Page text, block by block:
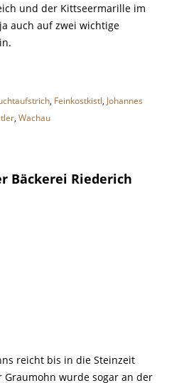
und der Kittseermarille im
auch auf zwei wichtige
, Feinkostkistl, Johannes
, Wachau
Bäckerei Riederich
reicht bis in die Steinzeit
wurde sogar an der